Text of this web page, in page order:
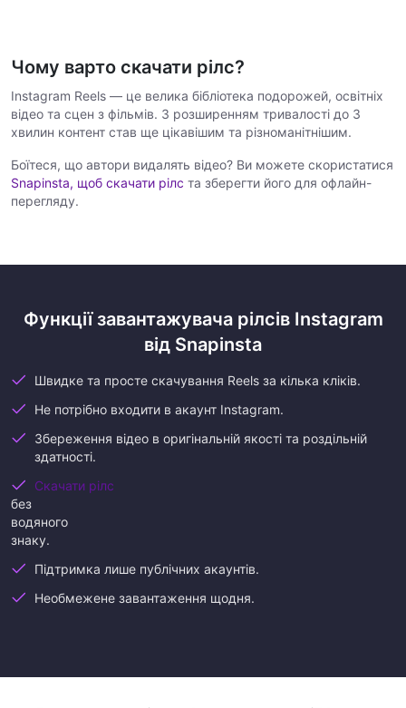
Чому варто скачати рілс?
Instagram Reels — це велика бібліотека подорожей, освітніх
відео та сцен з фільмів. З розширенням тривалості до 3
хвилин контент став ще цікавішим та різноманітнішим.
Боїтеся, що автори видалять відео? Ви можете скористатися
Snapinsta, щоб скачати рілс та зберегти його для офлайн-
перегляду.
Функції завантажувача рілсів Instagram
від Snapinsta
Швидке та просте скачування Reels за кілька кліків.
Не потрібно входити в акаунт Instagram.
Збереження відео в оригінальній якості та роздільній
здатності.
Скачати рілс
без
водяного
знаку.
Підтримка лише публічних акаунтів.
Необмежене завантаження щодня.